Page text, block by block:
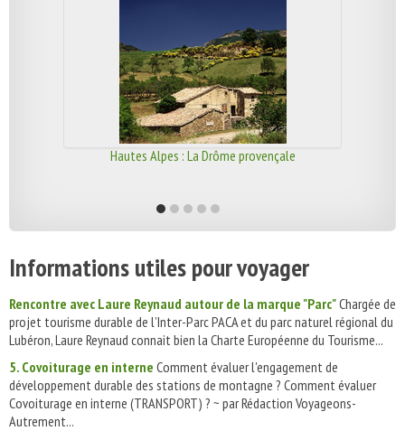
Hautes Alpes : La Drôme provençale
Informations utiles pour voyager
Rencontre avec Laure Reynaud autour de la marque "Parc"Chargée de
projet tourisme durable de l’Inter-Parc PACA et du parc naturel régional du
Lubéron, Laure Reynaud connait bien la Charte Européenne du Tourisme...
5. Covoiturage en interne Comment évaluer l'engagement de
développement durable des stations de montagne ? Comment évaluer
Covoiturage en interne (TRANSPORT) ? ~ par Rédaction Voyageons-
Autrement...